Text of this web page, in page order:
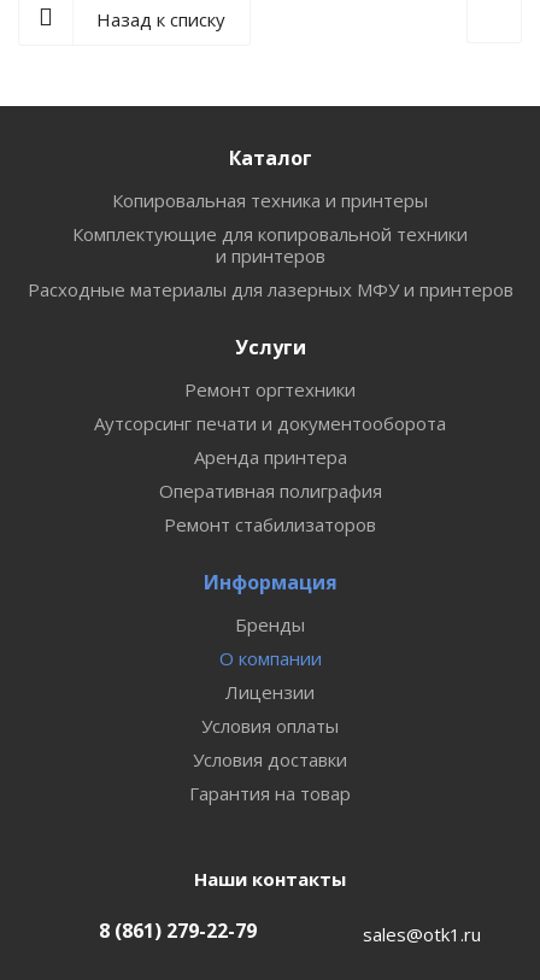
Назад к списку
Каталог
Копировальная техника и принтеры
Комплектующие для копировальной техники
и принтеров
Расходные материалы для лазерных МФУ и принтеров
Услуги
Ремонт оргтехники
Аутсорсинг печати и документооборота
Аренда принтера
Оперативная полиграфия
Ремонт стабилизаторов
Информация
Бренды
О компании
Лицензии
Условия оплаты
Условия доставки
Гарантия на товар
Наши контакты
8 (861) 279-22-79 sales@otk1.ru